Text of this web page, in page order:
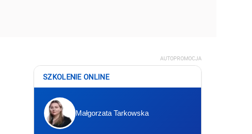
AUTOPROMOCJA
SZKOLENIE ONLINE
Małgorzata Tarkowska